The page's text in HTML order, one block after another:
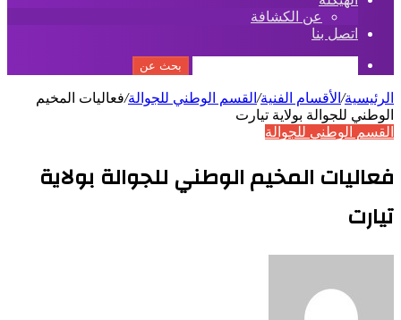
عن الكشافة
اتصل بنا
بحث عن
الرئيسية/ الأقسام الفنية/ القسم الوطني للجوالة/فعاليات المخيم
الوطني للجوالة بولاية تيارت
القسم الوطني للجوالة
فعاليات المخيم الوطني للجوالة بولاية
تيارت